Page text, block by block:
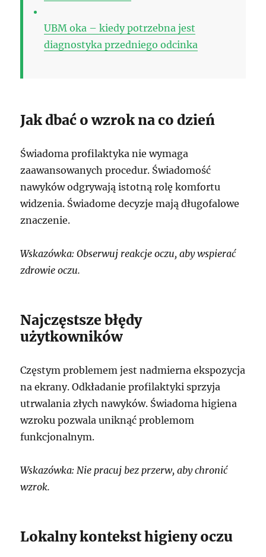
UBM oka – kiedy potrzebna jest
diagnostyka przedniego odcinka
Jak dbać o wzrok na co dzień
Świadoma profilaktyka nie wymaga
zaawansowanych procedur. Świadomość
nawyków odgrywają istotną rolę komfortu
widzenia. Świadome decyzje mają długofalowe
znaczenie.
Wskazówka: Obserwuj reakcje oczu, aby wspierać
zdrowie oczu.
Najczęstsze błędy
użytkowników
Częstym problemem jest nadmierna ekspozycja
na ekrany. Odkładanie profilaktyki sprzyja
utrwalania złych nawyków. Świadoma higiena
wzroku pozwala uniknąć problemom
funkcjonalnym.
Wskazówka: Nie pracuj bez przerw, aby chronić
wzrok.
Lokalny kontekst higieny oczu